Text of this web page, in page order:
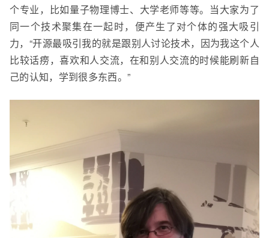
个专业，比如量子物理博士、 大学老师等等。当大家为了
同一个技术聚集在一起时，便产生了对个体的强大吸引
力，“开源最吸引我的就是跟别人讨论技术，因为我这个人
比较话痨，喜欢和人交流，在和别人交流的时候能刷新自
己的认知，学到很多东西。”